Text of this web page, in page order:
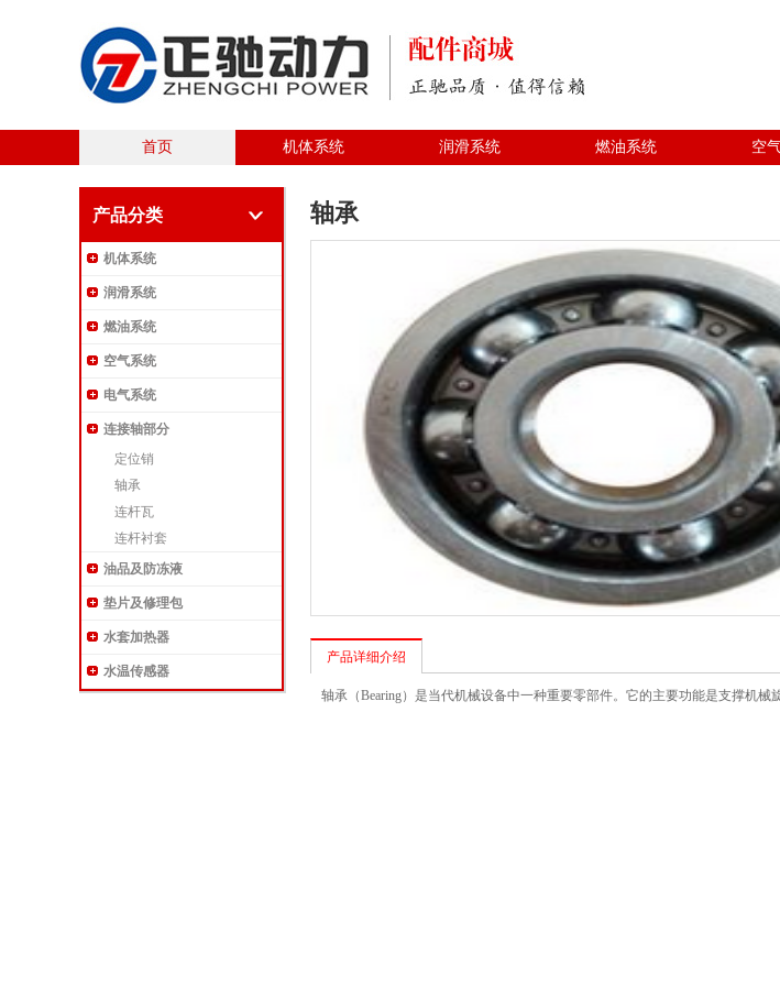
首页 机体系统 润滑系统 燃油系统 空
产品分类
机体系统
润滑系统
燃油系统
空气系统
电气系统
连接轴部分
定位销
轴承
连杆瓦
连杆衬套
油品及防冻液
垫片及修理包
水套加热器
水温传感器
轴承
产品详细介绍
轴承（Bearing）是当代机械设备中一种重要零部件。它的主要功能是支撑机